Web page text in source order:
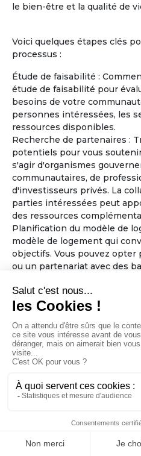
le bien-être et la qualité de
Voici quelques étapes clés
processus :
Étude de faisabilité :
étude de faisabilité pour
besoins de votre
personnes intéressées, les
ressources disponibles.
Recherche de partenaires :
potentiels pour vous
s'agir d'organismes
communautaires, de
d'investisseurs privés. La
parties intéressées peut
des ressources
Planification du modèle de
modèle de logement qui
objectifs. Vous pouvez opter
ou un partenariat avec des
Considérez également la
espaces communs et des
veillant à ce qu'ils soient
Élaboration des règles de
les règles de
telles que les responsabilités
ménagères, la prise de
politiques d'admission.
favorisent l'inclusion, le
Sélection de l'emplacement
de l'accessibilité aux